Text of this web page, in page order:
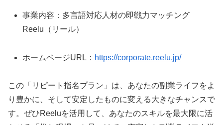
事業内容：多言語対応人材の即戦力マッチング
Reelu（リール）
ホームページURL： https://corporate.reelu.jp/
この「リピート指名プラン」は、あなたの副業ライフをよ
り豊かに、そして安定したものに変える大きなチャンスで
す。ぜひReeluを活用して、あなたのスキルを最大限に活